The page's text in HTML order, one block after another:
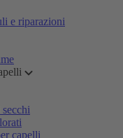
e riparazioni
capelli